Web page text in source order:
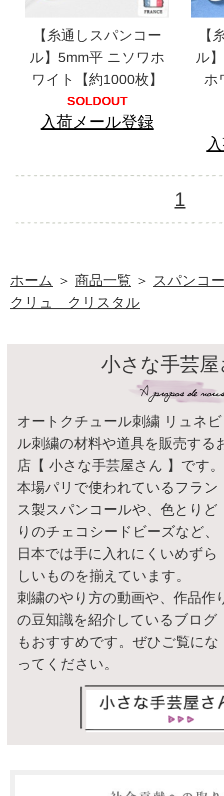
【糸通しスパンコー
ル】5mm平 ニソワホ
ワイト【約1000枚】
SOLDOUT
入荷メール登録
【
ル
ホ
1
ホーム ＞ 商品一覧 ＞
スパンコ
クリュ クリスタル
小さな手芸
オートクチュール刺繍 リュネビ
ル刺繍の材料や道具を販売する
店【 小さな手芸屋さん 】です。
本場パリで使われているフラン
ス製スパンコールや、色とりど
りのチェコシードビーズなど、
日本では手に入れにくいめずら
しいものを揃えています。
刺繍のやり方の動画や、作品作
の豆知識を紹介しているブログ
もおすすめです。ぜひご覧にな
ってください。